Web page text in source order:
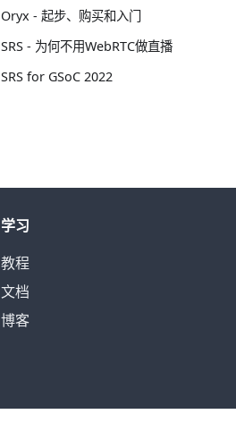
Oryx - 起步、购买和入门
SRS - 为何不用WebRTC做直播
SRS for GSoC 2022
学习
教程
文档
博客